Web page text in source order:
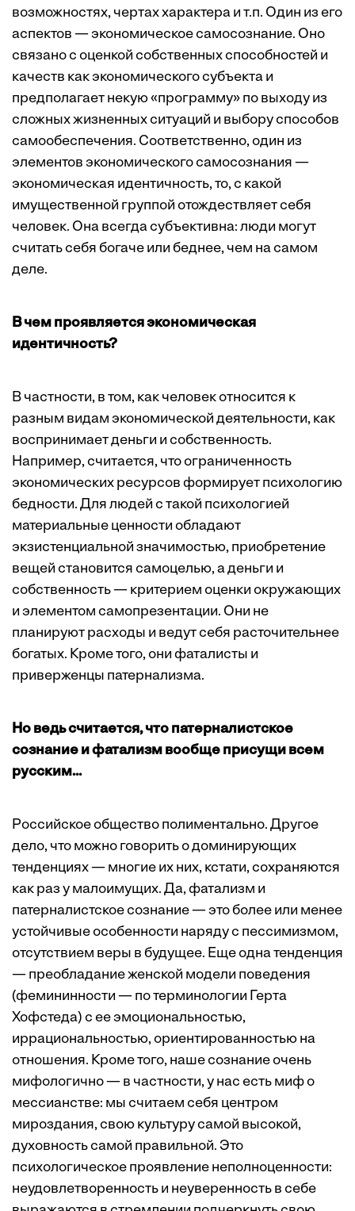
возможностях, чертах характера и т.п. Один из его
аспектов — экономическое самосознание. Оно
связано с оценкой собственных способностей и
качеств как экономического субъекта и
предполагает некую «программу» по выходу из
сложных жизненных ситуаций и выбору способов
самообеспечения. Соответственно, один из
элементов экономического самосознания —
экономическая идентичность, то, с какой
имущественной группой отождествляет себя
человек. Она всегда субъективна: люди могут
считать себя богаче или беднее, чем на самом
деле.
В чем проявляется экономическая
идентичность?
В частности, в том, как человек относится к
разным видам экономической деятельности, как
воспринимает деньги и собственность.
Например, считается, что ограниченность
экономических ресурсов формирует психологию
бедности. Для людей с такой психологией
материальные ценности обладают
экзистенциальной значимостью, приобретение
вещей становится самоцелью, а деньги и
собственность — критерием оценки окружающих
и элементом самопрезентации. Они не
планируют расходы и ведут себя расточительнее
богатых. Кроме того, они фаталисты и
приверженцы патернализма.
Но ведь считается, что патерналистское
сознание и фатализм вообще присущи всем
русским...
Российское общество полиментально. Другое
дело, что можно говорить о доминирующих
тенденциях — многие их них, кстати, сохраняются
как раз у малоимущих. Да, фатализм и
патерналистское сознание — это более или менее
устойчивые особенности наряду с пессимизмом,
отсутствием веры в будущее. Еще одна тенденция
— преобладание женской модели поведения
(фемининности — по терминологии Герта
Хофстеда) с ее эмоциональностью,
иррациональностью, ориентированностью на
отношения. Кроме того, наше сознание очень
мифологично — в частности, у нас есть миф о
мессианстве: мы считаем себя центром
мироздания, свою культуру самой высокой,
духовность самой правильной. Это
психологическое проявление неполноценности:
неудовлетворенность и неуверенность в себе